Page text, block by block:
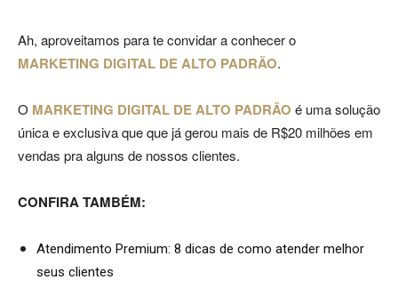
Lobo,
Ah, aproveitamos para te convidar a conhecer o
MARKETING DIGITAL DE ALTO PADRÃO.
O MARKETING DIGITAL DE ALTO PADRÃO é uma solução
única e exclusiva que que já gerou mais de R$20 milhões em
vendas pra alguns de nossos clientes.
CONFIRA TAMBÉM:
Atendimento Premium: 8 dicas de como atender melhor
seus clientes